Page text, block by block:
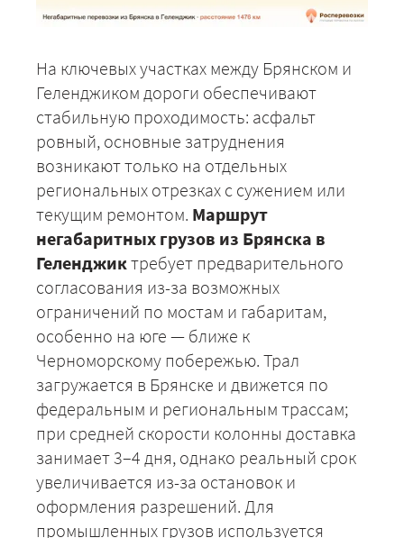
На ключевых участках между Брянском и
Геленджиком дороги обеспечивают
стабильную проходимость: асфальт
ровный, основные затруднения
возникают только на отдельных
региональных отрезках с сужением или
текущим ремонтом. Маршрут
негабаритных грузов из Брянска в
Геленджик требует предварительного
согласования из-за возможных
ограничений по мостам и габаритам,
особенно на юге — ближе к
Черноморскому побережью. Трал
загружается в Брянске и движется по
федеральным и региональным трассам;
при средней скорости колонны доставка
занимает 3–4 дня, однако реальный срок
увеличивается из-за остановок и
оформления разрешений. Для
промышленных грузов используется